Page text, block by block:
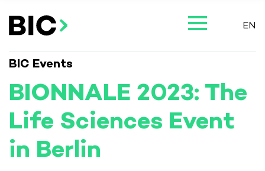
EN
BIC Events
BIONNALE 2023: The
Life Sciences Event
in Berlin